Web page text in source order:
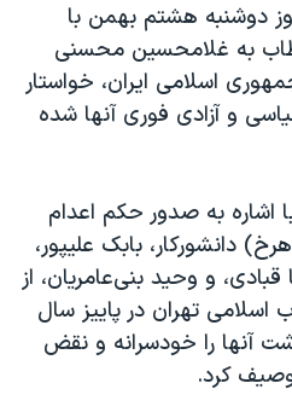
دوشنبه هشتم بهمن با
به غلامحسین محسنی
اسلامی ایران، خواستار
۶ زندانی سیاسی و آزادی فوری آنها شده
اشاره به صدور حکم اعدام
دانشورکار، بابک علیپور،
و وحید بنی‌عامریان، از
انقلاب اسلامی تهران در پاییز سال
آنها را خودسرانه و نقض
کرد.